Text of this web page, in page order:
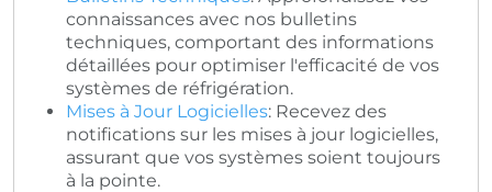
connaissances avec nos bulletins
techniques, comportant des informations
détaillées pour optimiser l'efficacité de vos
systèmes de réfrigération.
Mises à Jour Logicielles: Recevez des
notifications sur les mises à jour logicielles,
assurant que vos systèmes soient toujours
à la pointe.